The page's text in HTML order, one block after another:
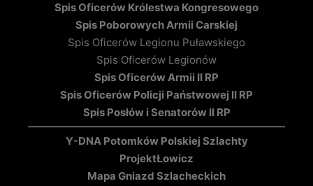
Spis Oficerów Królestwa Kongresowego
Spis Poborowych Armii Carskiej
Spis Oficerów Legionu Puławskiego
Spis Oficerów Legionów
Spis Oficerów Armii II RP
Spis Oficerów Policji Państwowej II RP
Spis Posłów i Senatorów II RP
Y-DNA Potomków Polskiej Szlachty
ProjektŁowicz
Mapa Gniazd Szlacheckich